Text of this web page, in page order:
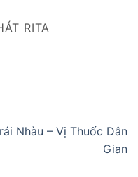
RITA
Nhàu – Vị Thuốc Dân
Gian